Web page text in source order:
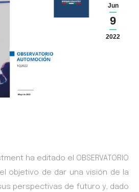
Jun
9
2022
ha editado el OBSERVATORIO
el objetivo de dar una visión de la
perspectivas de futuro y, dado